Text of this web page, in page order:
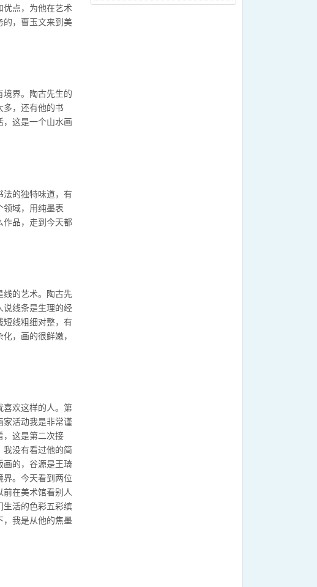
优点，为他在艺术
的，曹玉文来到美
境界。陶古先生的
多，还有他的书
，这是一个山水画
法的独特味道，有
领域，用纯墨表
作品，走到今天都
线的艺术。陶古先
说线条是生理的经
短线粗细对整，有
，画的很鲜嫩，
喜欢这样的人。第
家活动我是非常谨
，这是第二次接
我没有看过他的简
画的，谷源是王琦
界。今天看到两位
在美术馆看别人
生活的色彩五彩缤
，我是从他的焦墨